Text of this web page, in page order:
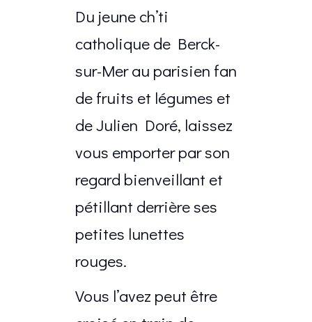
Du jeune ch’ti
catholique de Berck-
sur-Mer au parisien fan
de fruits et légumes et
de Julien Doré, laissez
vous emporter par son
regard bienveillant et
pétillant derrière ses
petites lunettes
rouges.
Vous l’avez peut être